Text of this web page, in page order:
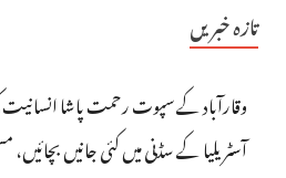
تازہ خبریں
وقارآباد کے سپوت رحمت پاشا انسانیت
آسٹریلیا کے سڈنی میں کئی جانیں